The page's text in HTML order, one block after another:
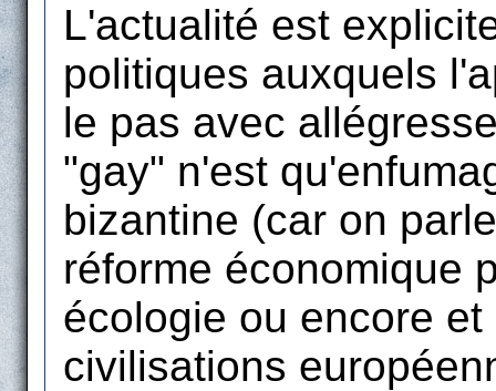
L'actualité est
politiques auxquels
le pas avec
"gay" n'est
bizantine (car on
réforme économique
écologie ou encore
civilisations